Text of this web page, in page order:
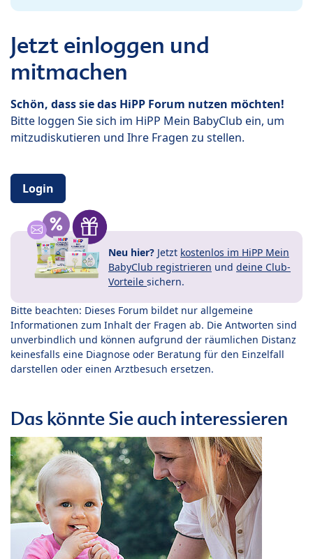
Jetzt einloggen und
mitmachen
Schön, dass sie das HiPP Forum nutzen möchten!
Bitte loggen Sie sich im HiPP Mein BabyClub ein, um
mitzudiskutieren und Ihre Fragen zu stellen.
Login
Neu hier? Jetzt kostenlos im HiPP Mein
BabyClub registrieren und deine Club-
Vorteile sichern.
Bitte beachten: Dieses Forum bildet nur allgemeine
Informationen zum Inhalt der Fragen ab. Die Antworten sind
unverbindlich und können aufgrund der räumlichen Distanz
keinesfalls eine Diagnose oder Beratung für den Einzelfall
darstellen oder einen Arztbesuch ersetzen.
Das könnte Sie auch interessieren